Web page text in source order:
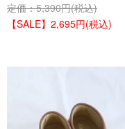
定価：5,390円(税込)
【SALE】2,695円(税込)